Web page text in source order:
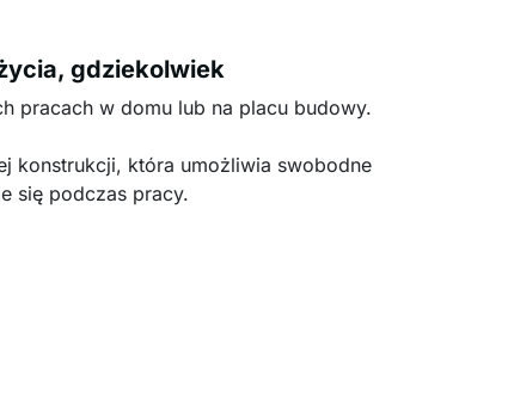
gdziekolwiek
pracach w domu lub na placu budowy.
konstrukcji, która umożliwia swobodne
się podczas pracy.